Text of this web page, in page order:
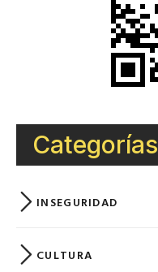
Categorías
INSEGURIDAD
CULTURA